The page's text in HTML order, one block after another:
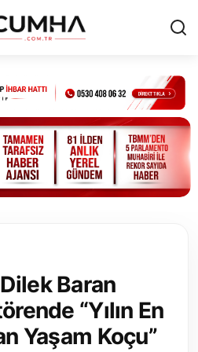
Baran
“Yılın En
Yaşam Koçu”